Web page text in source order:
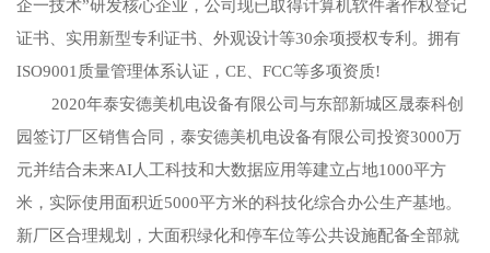
企一技术”研发核心企业，公司现已取得计算机软件著作权登记
证书、实用新型专利证书、外观设计等30余项授权专利。拥有
ISO9001质量管理体系认证，CE、FCC等多项资质!
2020年泰安德美机电设备有限公司与东部新城区晟泰科创
园签订厂区销售合同，泰安德美机电设备有限公司投资3000万
元并结合未来AI人工科技和大数据应用等建立占地1000平方
米，实际使用面积近5000平方米的科技化综合办公生产基地。
新厂区合理规划，大面积绿化和停车位等公共设施配备全部就